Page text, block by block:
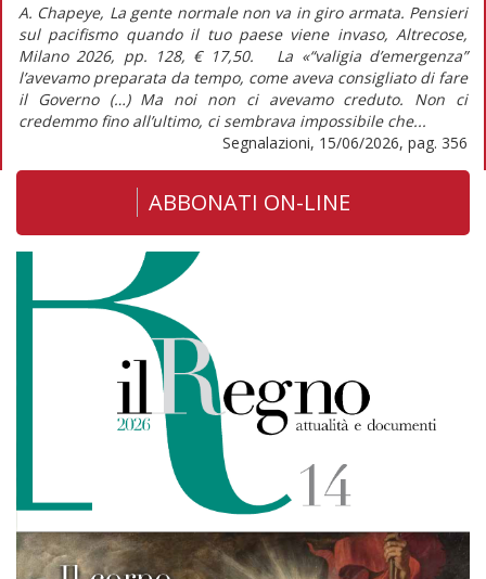
A. Chapeye, La gente normale non va in giro armata. Pensieri
sul pacifismo quando il tuo paese viene invaso, Altrecose,
Milano 2026, pp. 128, € 17,50. La «“valigia d’emergenza”
l’avevamo preparata da tempo, come aveva consigliato di fare
il Governo (…) Ma noi non ci avevamo creduto. Non ci
credemmo fino all’ultimo, ci sembrava impossibile che...
Segnalazioni, 15/06/2026, pag. 356
ABBONATI ON-LINE